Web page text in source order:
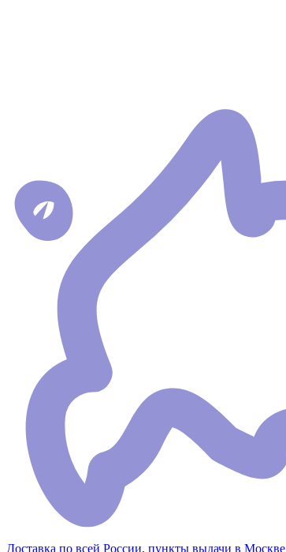
Доставка по всей России, пункты выдачи в Москве